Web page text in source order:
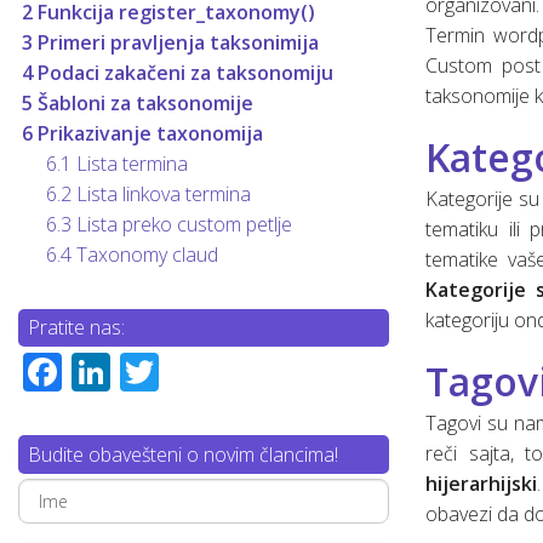
SQL osnovne naredbe (upiti)
Osnove linux-a za web developere
Šta je “Dependencies injection”?
Šta je SCRUM?
Web servisi (osnove)
Mrežni protokoli (osnove)
Razvoj mobilnih aplikacija
Chrome DevTools
Termin
Custom
taksonomije
Kategorije
tematiku ili
tematike
Kategorije
kategoriju
Tagovi su
reči sajta,
hijerarhijski
obavezi da
2 Funkcija register_taxonomy()
3 Primeri pravljenja taksonimija
4Podaci zakačeni za taksonomiju
5 Šabloni za taksonomije
6 Prikazivanje taxonomija
6.1 Lista termina
6.2 Lista linkova termina
6.3 Lista preko custom petlje
6.4Taxonomy claud
Pratite nas:
Facebook
LinkedIn
Budite obavešteni o novim člancima!